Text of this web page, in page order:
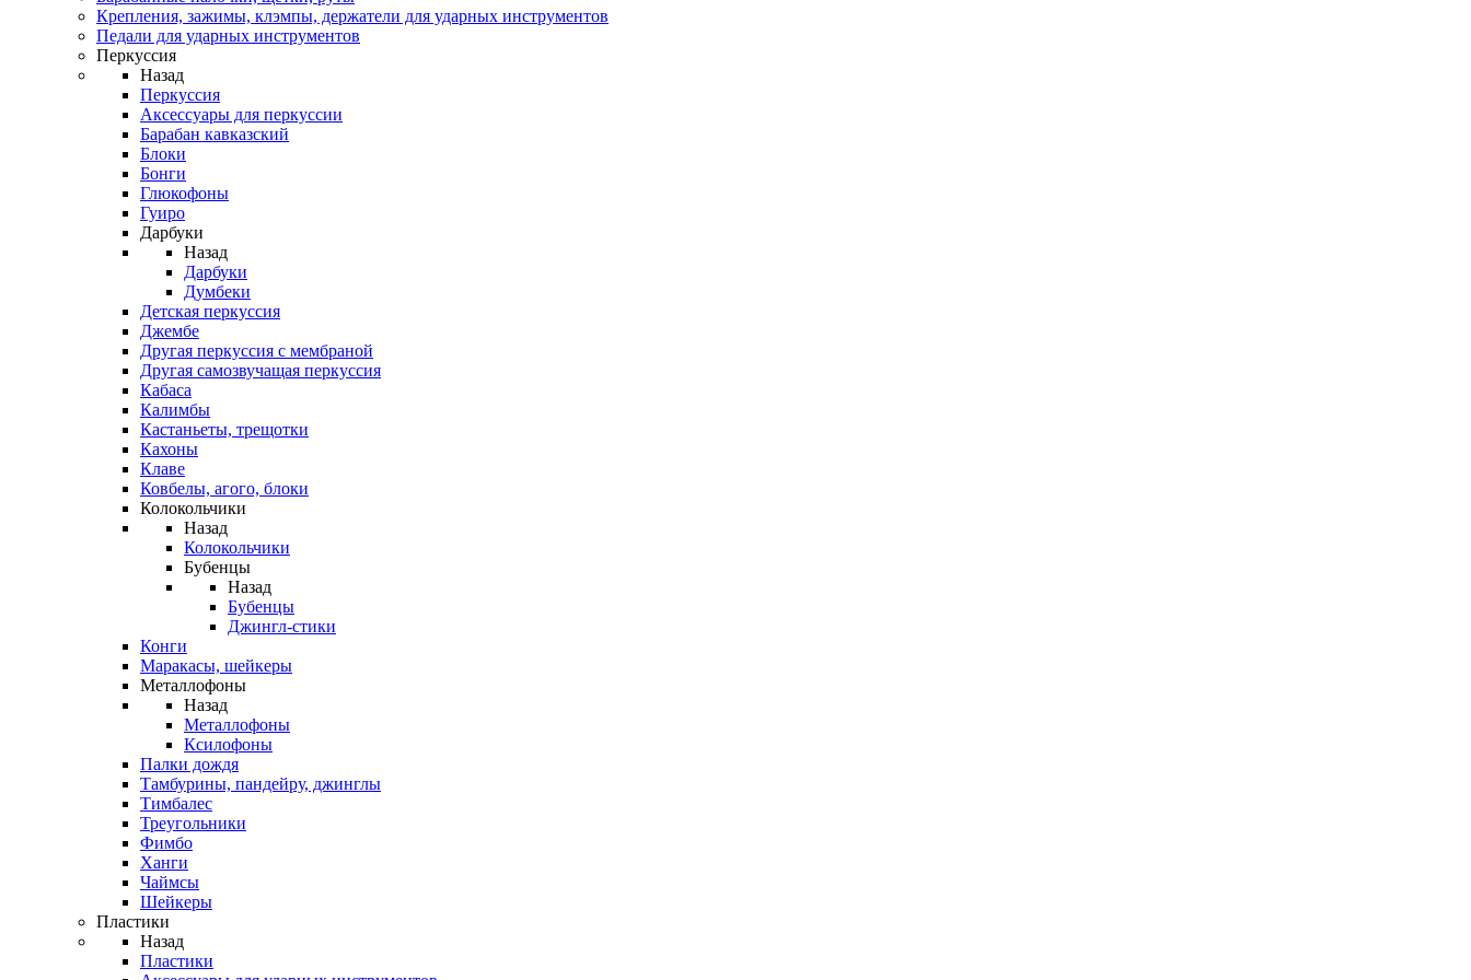
Крепления, зажимы, клэмпы, держатели для ударных инструментов
Педали для ударных инструментов
Перкуссия
Назад
Перкуссия
Аксессуары для перкуссии
Барабан кавказский
Блоки
Бонги
Глюкофоны
Гуиро
Дарбуки
Назад
Дарбуки
Думбеки
Детская перкуссия
Джембе
Другая перкуссия с мембраной
Другая самозвучащая перкуссия
Кабаса
Калимбы
Кастаньеты, трещотки
Кахоны
Клаве
Ковбелы, агого, блоки
Колокольчики
Назад
Колокольчики
Бубенцы
Назад
Бубенцы
Джингл-стики
Конги
Маракасы, шейкеры
Металлофоны
Назад
Металлофоны
Ксилофоны
Палки дождя
Тамбурины, пандейру, джинглы
Тимбалес
Треугольники
Фимбо
Ханги
Чаймсы
Шейкеры
Пластики
Назад
Пластики